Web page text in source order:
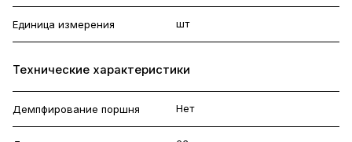
Единица измерения шт
Технические характеристики
Демпфирование поршня Нет